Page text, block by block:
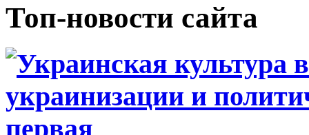
Топ-новости сайта